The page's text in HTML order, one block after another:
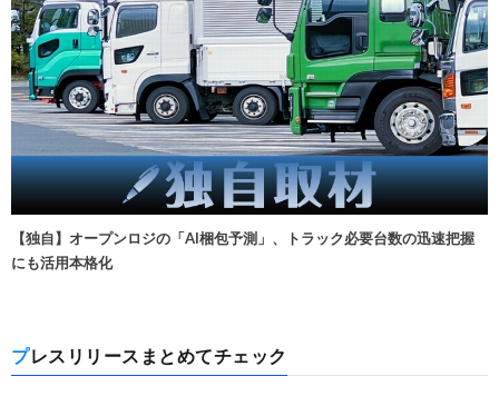
【独自】オープンロジの「AI梱包予測」、トラック必要台数の迅速把握
にも活用本格化
プレスリリースまとめてチェック